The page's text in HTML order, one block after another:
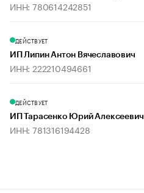
ИНН: 780614242851
ДЕЙСТВУЕТ
ИП Липин Антон Вячеславович
ИНН: 222210494661
ДЕЙСТВУЕТ
ИП Тарасенко Юрий Алексеевич
ИНН: 781316194428